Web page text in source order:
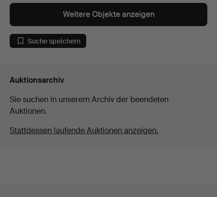
Weitere Objekte anzeigen
Suche speichern
Auktionsarchiv
Sie suchen in unserem Archiv der beendeten
Auktionen.
Stattdessen laufende Auktionen anzeigen.